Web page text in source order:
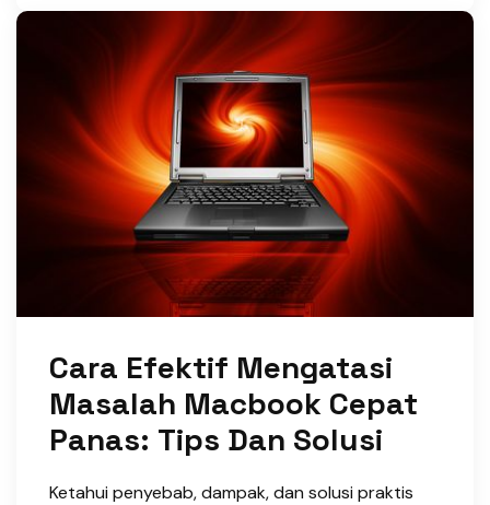
Cara Efektif Mengatasi
Masalah Macbook Cepat
Panas: Tips Dan Solusi
Ketahui penyebab, dampak, dan solusi praktis